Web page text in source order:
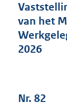
van het
2026
Nr. 82